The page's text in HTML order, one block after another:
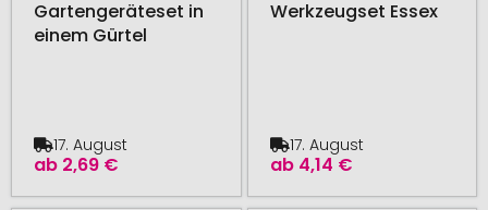
Gartengeräteset in
einem Gürtel
ab 2,69 €
17. August
Werkzeugset Essex
ab 4,14 €
17. August